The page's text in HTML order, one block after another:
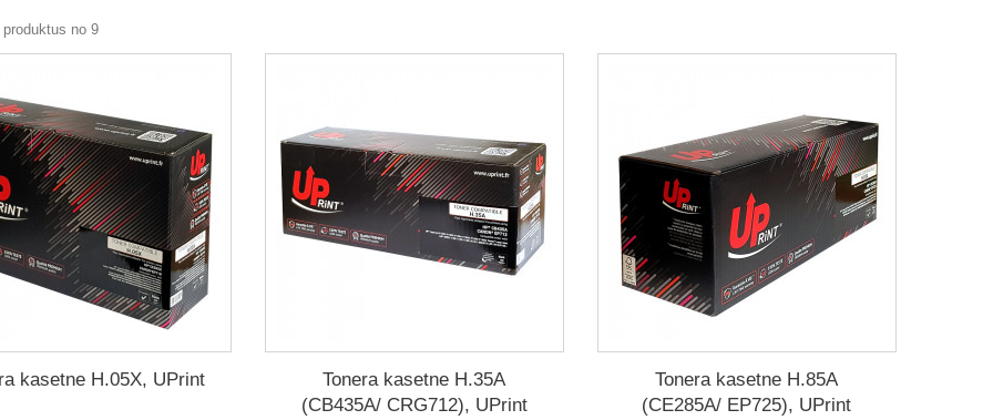
no 9
kasetne H.05X, UPrint
Tonera kasetne H.35A
(CB435A/ CRG712), UPrint
Tonera kasetne H.85A
(CE285A/ EP725), UPrint